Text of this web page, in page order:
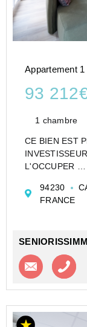
Appartement
93
1 chambre
CE BIEN EST
L'OCCUPER
ETUDIANTE
STUDÉA
94230
FRANCE